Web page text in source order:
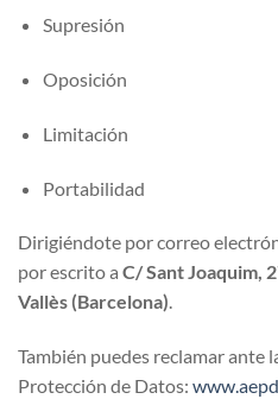
Supresión
Oposición
Limitación
Portabilidad
Dirigiéndote por correo
por escrito a C/ Sant Joaquim,
Vallès (Barcelona).
También puedes reclamar ante
Protección de Datos: